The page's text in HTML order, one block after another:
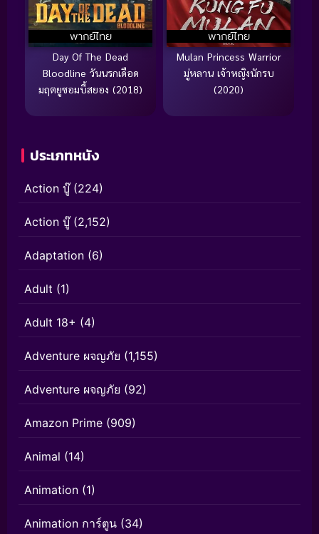
พากย์ไทย
Day Of The Dead
Bloodline วันนรกเดือด
มฤตยูซอมบี้สยอง (2018)
พากย์ไทย
Mulan Princess Warrior
มู่หลาน เจ้าหญิงนักรบ
(2020)
ประเภทหนัง
Action บู๊(224)
Action บู๊(2,152)
Adaptation (6)
Adult (1)
Adult 18+ (4)
Adventure ผจญภัย (1,155)
Adventure ผจญภัย (92)
Amazon Prime (909)
Animal (14)
Animation (1)
Animation การ์ตูน (34)